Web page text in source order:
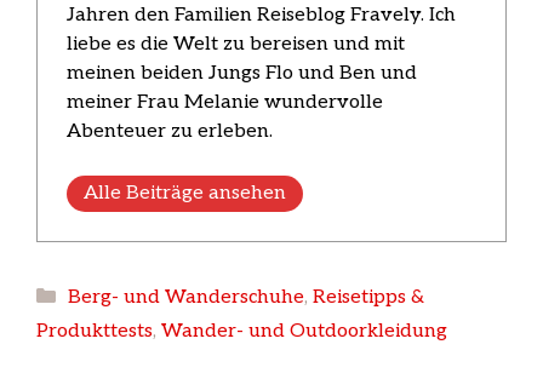
Jahren den Familien Reiseblog Fravely. Ich
liebe es die Welt zu bereisen und mit
meinen beiden Jungs Flo und Ben und
meiner Frau Melanie wundervolle
Abenteuer zu erleben.
Alle Beiträge ansehen
Kategorien
Berg- und Wanderschuhe, Reisetipps &
Produkttests, Wander- und Outdoorkleidung